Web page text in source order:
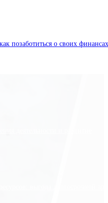
позаботиться о своих финансах